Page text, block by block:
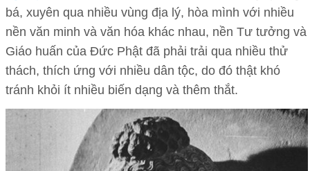
bá, xuyên qua nhiều vùng địa lý, hòa mình với nhiều
nền văn minh và văn hóa khác nhau, nền Tư tưởng và
Giáo huấn của Đức Phật đã phải trải qua nhiều thử
thách, thích ứng với nhiều dân tộc, do đó thật khó
tránh khỏi ít nhiều biến dạng và thêm thắt.